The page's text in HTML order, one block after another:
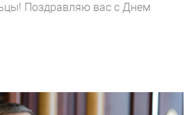
Поздравляю вас с Днем